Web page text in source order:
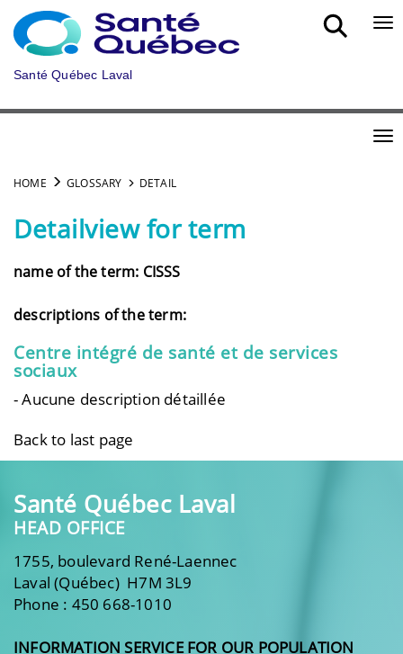
Skip to main content
Santé Québec Laval
HOME GLOSSARY DETAIL
Detailview for term
name of the term: CISSS
descriptions of the term:
Centre intégré de santé et de services
sociaux
- Aucune description détaillée
Back to last page
Santé Québec Laval
HEAD OFFICE
1755, boulevard René-Laennec
Laval (Québec) H7M 3L9
Phone : 450 668-1010
INFORMATION SERVICE FOR OUR POPULATION